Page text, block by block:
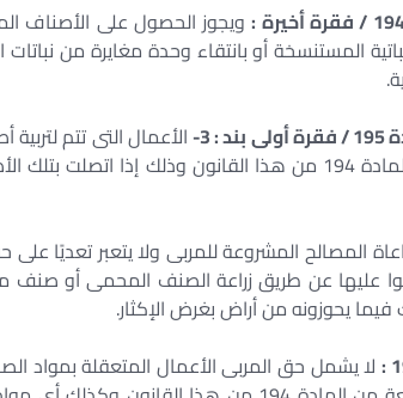
ويجوز الحصول على الأصناف
المستنسخة أو بانتقاء وحدة مغايرة من
الأعمال التى تتم
فى الفقرتين الاولى والثالثة من المادة 194 من هذا القانون
المصالح المشروعة للمربى ولا يتعبر تعديًا
عليها عن طريق زراعة الصنف المحمى أو صنف من
لا يشمل حق المربى الأعمال المتعقلة بمواد